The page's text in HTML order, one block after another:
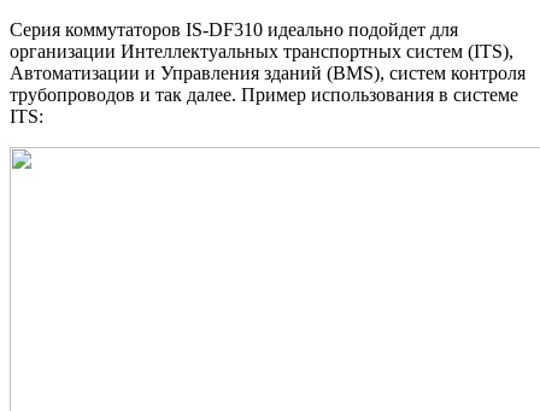
Серия коммутаторов IS-DF310 идеально подойдет для
организации Интеллектуальных транспортных систем (ITS),
Автоматизации и Управления зданий (BMS), систем контроля
трубопроводов и так далее. Пример использования в системе
ITS: